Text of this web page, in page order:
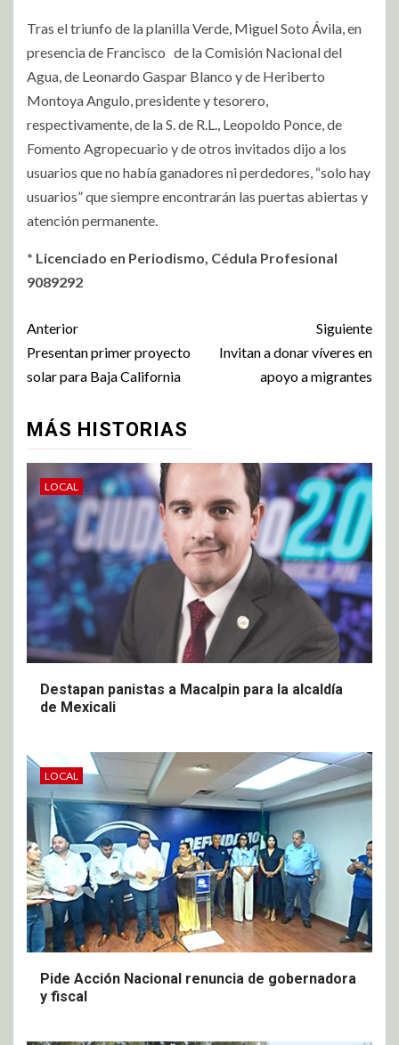
Tras el triunfo de la planilla Verde, Miguel Soto Ávila, en
presencia de Francisco de la Comisión Nacional del
Agua, de Leonardo Gaspar Blanco y de Heriberto
Montoya Angulo, presidente y tesorero,
respectivamente, de la S. de R.L., Leopoldo Ponce, de
Fomento Agropecuario y de otros invitados dijo a los
usuarios que no había ganadores ni perdedores, “solo hay
usuarios” que siempre encontrarán las puertas abiertas y
atención permanente.
* Licenciado en Periodismo, Cédula Profesional
9089292
Anterior
Presentan primer proyecto
solar para Baja California
Siguiente
Invitan a donar víveres en
apoyo a migrantes
MÁS HISTORIAS
LOCAL
Destapan panistas a Macalpin para la alcaldía
de Mexicali
LOCAL
Pide Acción Nacional renuncia de gobernadora
y fiscal